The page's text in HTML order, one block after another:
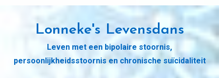
Lonneke's Levensdans
Leven met een bipolaire stoornis,
persoonlijkheidsstoornis en chronische suïcidaliteit